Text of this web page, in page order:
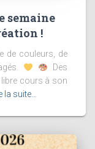
semaine
!
de couleurs, de
Des
cours à son
la suite…